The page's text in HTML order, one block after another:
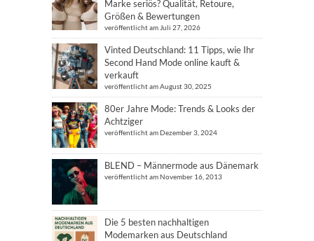
Marke seriös? Qualität, Retoure,
Größen & Bewertungen
veröffentlicht am Juli 27, 2026
Vinted Deutschland: 11 Tipps, wie Ihr
Second Hand Mode online kauft &
verkauft
veröffentlicht am August 30, 2025
80er Jahre Mode: Trends & Looks der
Achtziger
veröffentlicht am Dezember 3, 2024
BLEND – Männermode aus Dänemark
veröffentlicht am November 16, 2013
Die 5 besten nachhaltigen
Modemarken aus Deutschland